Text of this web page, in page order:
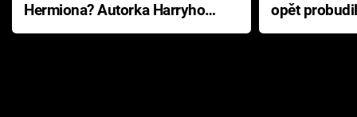
Hermiona? Autorka Harryho
Pottera přišla s ráznou
opět
přichází s